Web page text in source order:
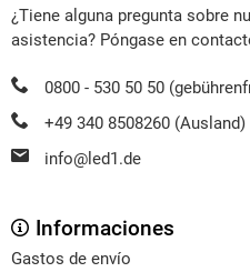
¿Tiene alguna pregunta sobre
asistencia? Póngase en
0800 - 530 50 50
+49 340 8508260 (Ausland)
info@led1.de
Informaciones
Gastos de envío